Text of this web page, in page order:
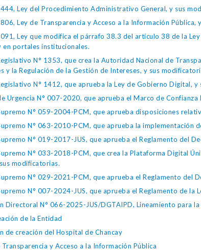
Ley del Procedimiento Administrativo General, y sus
Ley de Transparencia y Acceso a la Información
Ley que modifica el párrafo 38.3 del artículo 38 de la
en portales institucionales.
N° 1353, que crea la Autoridad Nacional de
y la Regulación de la Gestión de Intereses, y sus
N° 1412, que aprueba la Ley de Gobierno Digital, y
Urgencia N° 007-2020, que aprueba el Marco de
N° 059-2004-PCM, que aprueba disposiciones
N° 063-2010-PCM, que aprueba la implementación
N° 019-2017-JUS, que aprueba el Reglamento del
N° 033-2018-PCM, que crea la Plataforma Digital
modificatorias.
N° 029-2021-PCM, que aprueba el Reglamento del
N° 007-2024-JUS, que aprueba el Reglamento de la
Directoral N° 066-2025-JUS/DGTAIPD, Lineamiento para
de la Entidad
de creación del Hospital de Chancay
y Acceso a la Información Pública